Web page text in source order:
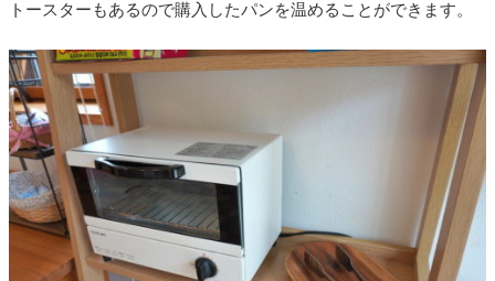
トースターもあるので購入したパンを温めることができます。